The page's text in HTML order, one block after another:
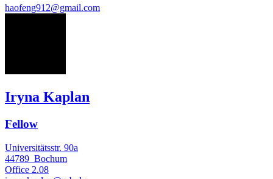
haofeng912@gmail.com
Iryna Kaplan
Fellow
Universitätsstr. 90a
44789 Bochum
Office 2.08